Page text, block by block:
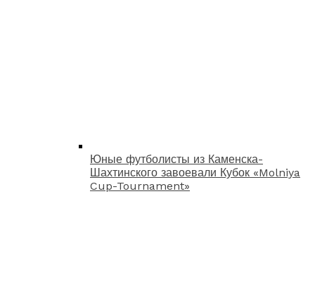
Юные футболисты из Каменска-
Шахтинского завоевали Кубок «Molniya
Cup-Tournament»